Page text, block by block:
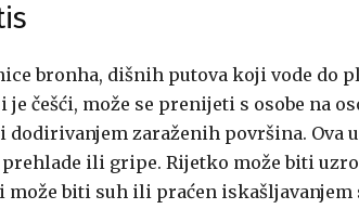
bronha, dišnih putova koji vode do
češći, može se prenijeti s osobe na
zaraženih površina. Ova
ili gripe. Rijetko može biti
biti suh ili praćen iskašljavanjem